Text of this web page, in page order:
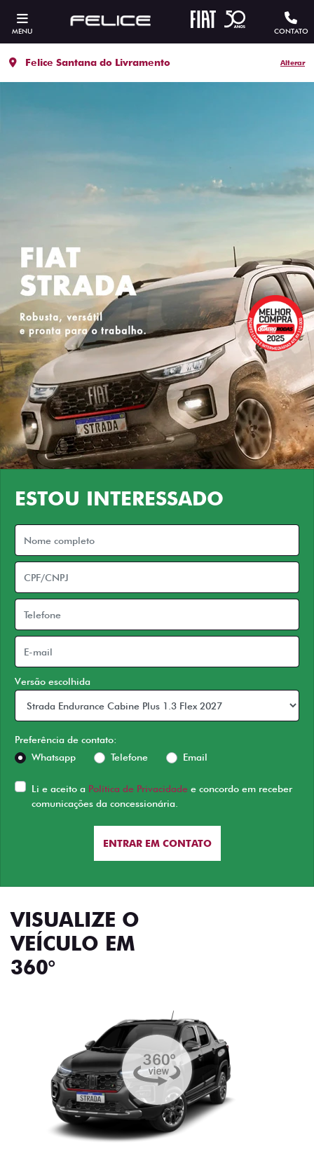
MENU CONTATO
Felice Santana do Livramento Alterar
ESTOU INTERESSADO
Versão escolhida
Preferência de contato:
Whatsapp
Telefone Email
Li e aceito a Política de Privacidade e concordo em receber
comunicações da concessionária.
ENTRAR EM CONTATO
VISUALIZE O
VEÍCULO EM
360°